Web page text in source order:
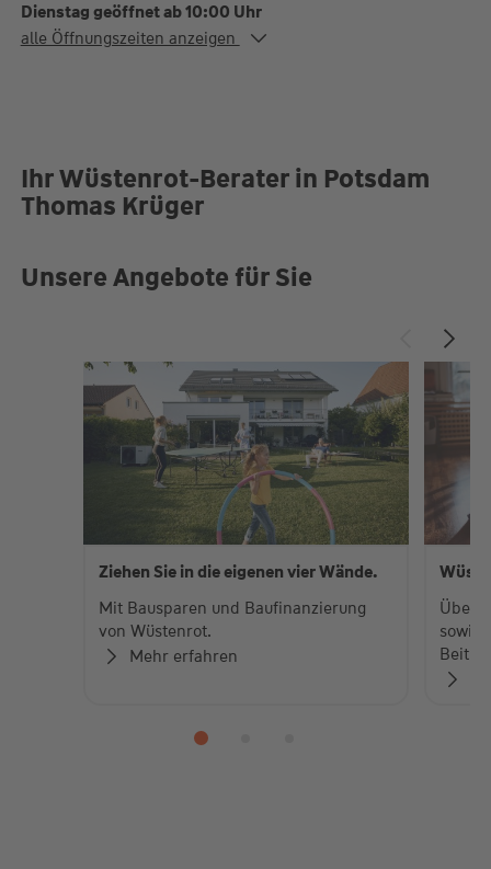
Dienstag geöffnet ab 10:00 Uhr
Alle Öffnungszeiten
alle Öffnungszeiten anzeigen
Ihr Wüstenrot-Berater in Potsdam
Thomas Krüger
Unsere Angebote für Sie
Ziehen Sie in die eigenen vier Wände.
Mit Bausparen und Baufinanzierung
von Wüstenrot.
Mehr erfahren
Über
sowie